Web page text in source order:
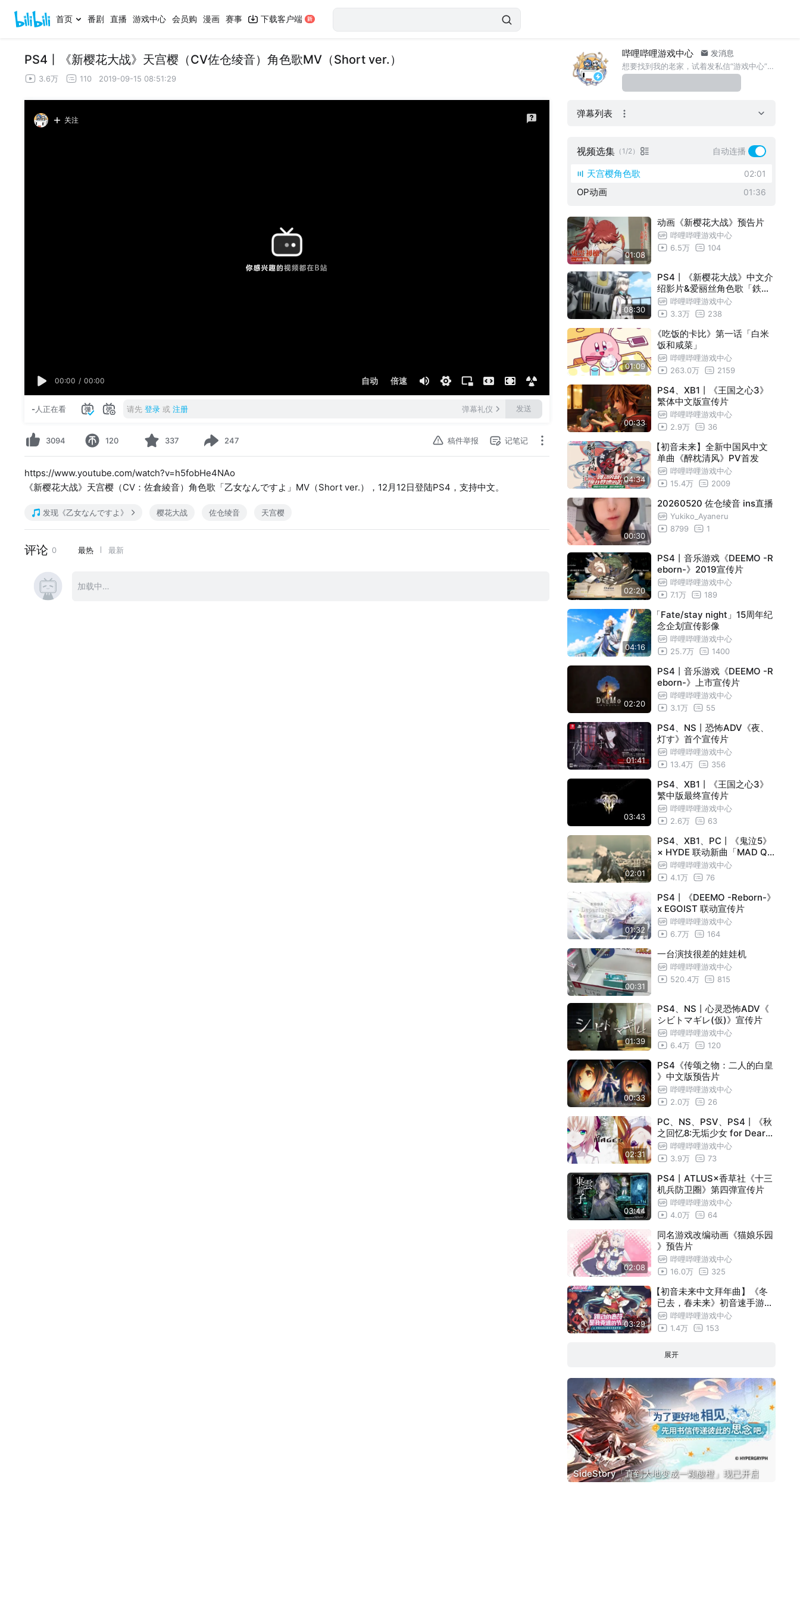
首页 番剧 直播 游戏中心 会员购 漫画 赛事 下载客户端
PS4丨《新樱花大战》天宫樱（CV佐仓绫音）角色歌MV（Short ver.）
3.6万 110 2019-09-15 08:51:29
关注
00:00 / 00:00 自动 倍速
-人正在看 请先 登录 或 注册 弹幕礼仪 发送
3094 120 337 247 稿件举报 记笔记
https://www.youtube.com/watch?v=h5fobHe4NAo
《新樱花大战》天宫樱（CV：佐倉綾音）角色歌「乙女なんですよ」MV（Short ver.），12月12日登陆PS4，支持中文。
发现《乙女なんですよ》 樱花大战 佐仓绫音 天宫樱
哔哩哔哩游戏中心
发消息
想要找到我的老家，试着发私信“游戏中心”给我~新游资讯、游戏福利都在这里~需要客服帮助可咨询官方号：哔哩哔哩游戏客服
弹幕列表
视频选集 （1/2） 自动连播
天宫樱角色歌 02:01
OP动画 01:36
01:08
动画《新樱花大战》预告片
哔哩哔哩游戏中心
6.5万
104
08:30
PS4丨《新樱花大战》中文介
绍影片&爱丽丝角色歌「鉄の
星」MV
哔哩哔哩游戏中心
3.3万
238
01:09
《吃饭的卡比》第一话「白米
饭和咸菜」
哔哩哔哩游戏中心
263.0万
2159
00:33
PS4、XB1丨《王国之心3》
繁体中文版宣传片
哔哩哔哩游戏中心
2.9万
36
04:34
【初音未来】全新中国风中文
单曲《醉枕清风》PV首发
哔哩哔哩游戏中心
15.4万
2009
00:30
20260520 佐仓绫音 ins直播
Yukiko_Ayaneru
8799
1
02:20
PS4丨音乐游戏《DEEMO -R
eborn-》2019宣传片
哔哩哔哩游戏中心
7.1万
189
04:16
「Fate/stay night」15周年纪
念企划宣传影像
哔哩哔哩游戏中心
25.7万
1400
02:20
PS4丨音乐游戏《DEEMO -R
eborn-》上市宣传片
哔哩哔哩游戏中心
3.1万
55
01:41
PS4、NS丨恐怖ADV《夜、
灯す》首个宣传片
哔哩哔哩游戏中心
13.4万
356
03:43
PS4、XB1丨《王国之心3》
繁中版最终宣传片
哔哩哔哩游戏中心
2.6万
63
02:01
PS4、XB1、PC丨《鬼泣5》
× HYDE 联动新曲「MAD QU
ALIA」宣传片（Long Ver.）
哔哩哔哩游戏中心
4.1万
76
01:32
PS4丨《DEEMO -Reborn-》
x EGOIST 联动宣传片
哔哩哔哩游戏中心
6.7万
164
00:31
一台演技很差的娃娃机
哔哩哔哩游戏中心
520.4万
815
01:39
PS4、NS丨心灵恐怖ADV《
シビトマギレ(仮)》宣传片
哔哩哔哩游戏中心
6.4万
120
00:33
PS4《传颂之物：二人的白皇
》中文版预告片
哔哩哔哩游戏中心
2.0万
26
02:31
PC、NS、PSV、PS4丨《秋
之回忆8:无垢少女 for Deares
t》OP动画
哔哩哔哩游戏中心
3.9万
73
03:44
PS4丨ATLUS×香草社《十三
机兵防卫圈》第四弹宣传片
哔哩哔哩游戏中心
4.0万
64
02:08
同名游戏改编动画《猫娘乐园
》预告片
哔哩哔哩游戏中心
16.0万
325
03:29
【初音未来中文拜年曲】《冬
已去，春未来》初音速手游独
家上线哔哩哔哩游戏中心
1.4万
153
展开
SideStory「直到大地变成一颗酸橙」现已开启